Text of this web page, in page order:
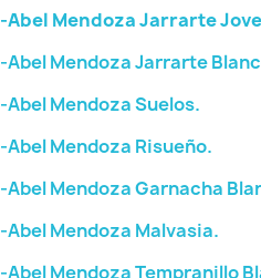
-Abel Mendoza Jarrarte
-Abel Mendoza Jarrarte
-Abel Mendoza Suelos.
-Abel Mendoza Risueño.
-Abel Mendoza Garnacha
-Abel Mendoza Malvasia.
-Abel Mendoza Tempranillo